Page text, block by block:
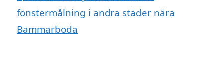
fönstermålning i andra städer nära
Bammarboda